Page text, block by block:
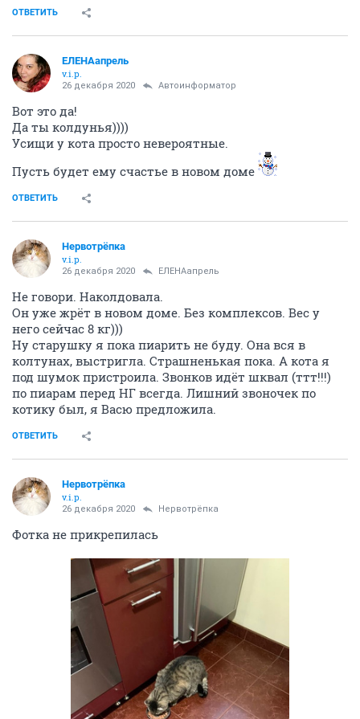
ОТВЕТИТЬ
ЕЛЕНАапрель
v.i.p.
26 декабря 2020 Автоинформатор
Вот это да!
Да ты колдунья))))
Усищи у кота просто невероятные.
Пусть будет ему счастье в новом доме
ОТВЕТИТЬ
Нервотрёпка
v.i.p.
26 декабря 2020 ЕЛЕНАапрель
Не говори. Наколдовала.
Он уже жрёт в новом доме. Без комплексов. Вес у
него сейчас 8 кг)))
Ну старушку я пока пиарить не буду. Она вся в
колтунах, выстригла. Страшненькая пока. А кота я
под шумок пристроила. Звонков идёт шквал (ттт!!!)
по пиарам перед НГ всегда. Лишний звоночек по
котику был, я Васю предложила.
ОТВЕТИТЬ
Нервотрёпка
v.i.p.
26 декабря 2020 Нервотрёпка
Фотка не прикрепилась